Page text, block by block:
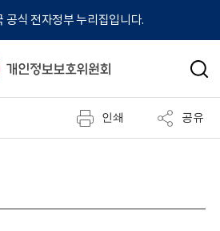
공식 전자정부 누리집입니다.
검
인쇄 공유